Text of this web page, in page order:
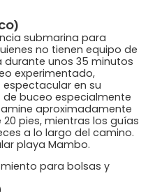
submarina para
no tienen equipo de
unos 35 minutos
experimentado,
en su
buceo especialmente
aproximadamente
pies, mientras los guías
a lo largo del camino.
playa Mambo.
para bolsas y